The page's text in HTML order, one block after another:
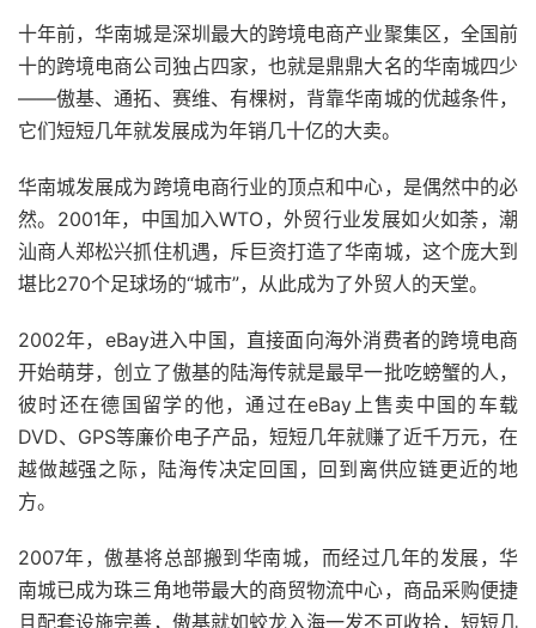
十年前，华南城是深圳最大的跨境电商产业聚集区，全国前
十的跨境电商公司独占四家，也就是鼎鼎大名的华南城四少
——傲基、通拓、赛维、有棵树，背靠华南城的优越条件，
它们短短几年就发展成为年销几十亿的大卖。
华南城发展成为跨境电商行业的顶点和中心，是偶然中的必
然。2001年，中国加入WTO，外贸行业发展如火如荼，潮
汕商人郑松兴抓住机遇，斥巨资打造了华南城，这个庞大到
堪比270个足球场的“城市”，从此成为了外贸人的天堂。
2002年，eBay进入中国，直接面向海外消费者的跨境电商
开始萌芽，创立了傲基的陆海传就是最早一批吃螃蟹的人，
彼时还在德国留学的他，通过在eBay上售卖中国的车载
DVD、GPS等廉价电子产品，短短几年就赚了近千万元，在
越做越强之际，陆海传决定回国，回到离供应链更近的地
方。
2007年，傲基将总部搬到华南城，而经过几年的发展，华
南城已成为珠三角地带最大的商贸物流中心，商品采购便捷
且配套设施完善，傲基就如蛟龙入海一发不可收拾，短短几